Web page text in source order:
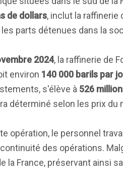
de dollars, inclut la raffinerie
les parts détenues dans la
2024, la raffinerie de
environ 140 000 barils par
s'élève à 526
déterminé selon les prix
opération, le personnel
des opérations.
la France, préservant ainsi